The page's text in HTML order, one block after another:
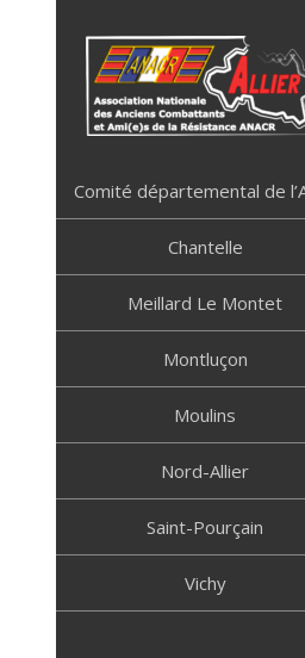
Comité départemental de
Chantelle
Meillard Le Montet
Montluçon
Moulins
Nord-Allier
Saint-Pourçain
Vichy